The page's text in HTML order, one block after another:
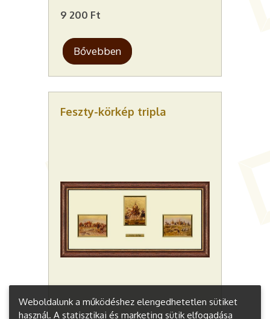
9 200 Ft
Bővebben
Feszty-körkép tripla
Weboldalunk a működéshez elengedhetetlen sütiket
használ. A statisztikai és marketing sütik elfogadása